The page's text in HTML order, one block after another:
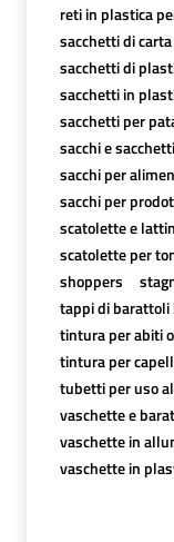
reti in plastica
sacchetti di
sacchetti di
sacchetti in
sacchetti per
sacchi e
sacchi per
sacchi per
scatolette e
scatolette per
shoppers
tappi di barattoli
tintura per abiti
tintura per
tubetti per uso
vaschette e
vaschette in
vaschette in